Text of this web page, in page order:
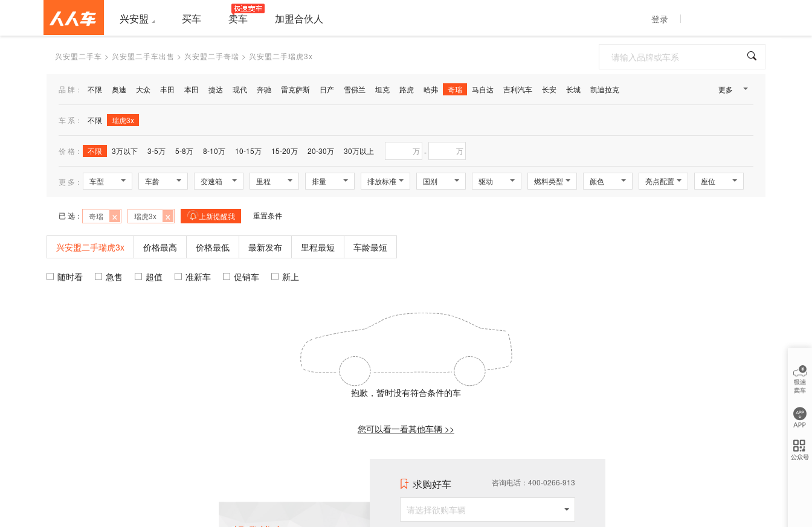
兴安盟 买车 卖车 加盟合伙人 登录
兴安盟二手车 > 兴安盟二手车出售 > 兴安盟二手奇瑞 > 兴安盟二手瑞虎3x
品 牌： 不限 奥迪 大众 丰田 本田 捷达 现代 奔驰 雷克萨斯 日产 雪佛兰 坦克 路虎 哈弗 奇瑞 马自达 吉利汽车 长安 长城 凯迪拉克 更多
车 系： 不限 瑞虎3x
价 格： 不限 3万以下 3-5万 5-8万 8-10万 10-15万 15-20万 20-30万 30万以上 万 - 万
更 多： 车型 车龄 变速箱 里程 排量 排放标准 国别 驱动 燃料类型 颜色 亮点配置 座位
已 选： 奇瑞 × 瑞虎3x × 上新提醒我 重置条件
兴安盟二手瑞虎3x 价格最高 价格最低 最新发布 里程最短 车龄最短
随时看 急售 超值 准新车 促销车 新上
抱歉，暂时没有符合条件的车
您可以看一看其他车辆 >>
求购好车 咨询电话：400-0266-913
请选择欲购车辆